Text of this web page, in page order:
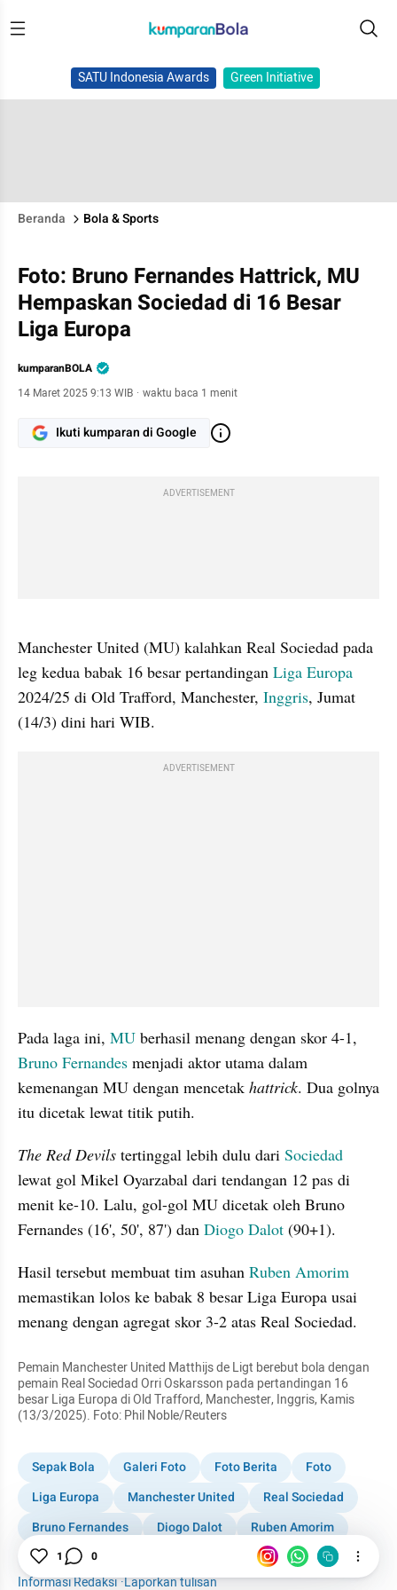
SATU Indonesia Awards Green Initiative
Beranda Bola & Sports
Foto: Bruno Fernandes Hattrick, MU
Hempaskan Sociedad di 16 Besar
Liga Europa
kumparanBOLA
14 Maret 2025 9:13 WIB · waktu baca 1 menit
Ikuti kumparan di Google
ADVERTISEMENT
Manchester United (MU) kalahkan Real Sociedad pada
leg kedua babak 16 besar pertandingan Liga Europa
2024/25 di Old Trafford, Manchester, Inggris, Jumat
(14/3) dini hari WIB.
ADVERTISEMENT
Pada laga ini, MU
Bruno Fernandes menjadi aktor utama dalam
kemenangan MU dengan mencetak hattrick. Dua golnya
itu dicetak lewat titik putih.
The Red Devils tertinggal lebih dulu dari Sociedad
lewat gol Mikel Oyarzabal dari tendangan 12 pas di
menit ke-10. Lalu, gol-gol MU dicetak oleh Bruno
Fernandes (16', 50', 87') dan Diogo Dalot (90+1).
Hasil tersebut membuat tim asuhan Ruben Amorim
memastikan lolos ke babak 8 besar Liga Europa usai
menang dengan agregat skor 3-2 atas Real Sociedad.
Pemain Manchester United Matthijs de Ligt berebut bola dengan
pemain Real Sociedad Orri Oskarsson pada pertandingan 16
besar Liga Europa di Old Trafford, Manchester, Inggris, Kamis
(13/3/2025). Foto: Phil Noble/Reuters
Sepak Bola Galeri Foto Foto Berita
Foto
Liga Europa
Manchester United
Real Sociedad
Bruno Fernandes
Diogo Dalot
Ruben Amorim
Inggris
Informasi Redaksi·Laporkan tulisan
1 0